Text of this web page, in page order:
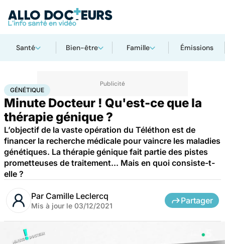
Santé Bien-être Famille Émissions
AccueilSanté Maladies Génétique
GÉNÉTIQUE
Minute Docteur ! Qu'est-ce que la
thérapie génique ?
L’objectif de la vaste opération du Téléthon est de
financer la recherche médicale pour vaincre les maladies
génétiques. La thérapie génique fait partie des pistes
prometteuses de traitement... Mais en quoi consiste-t-
elle ?
Par Camille Leclercq
Mis à jour le 03/12/2021
Partager